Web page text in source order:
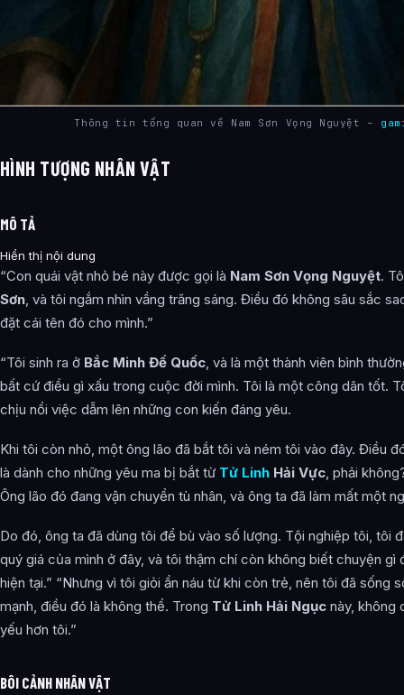
Thông tin tổng quan về Nam Sơn Vọng Nguyệt –
HÌNH TƯỢNG NHÂN VẬT
MÔ TẢ
Hiển thị nội dung
“Con quái vật nhỏ bé này được gọi là Nam Sơn Vọng Nguyệt.
Sơn, và tôi ngắm nhìn vầng trăng sáng. Điều đó không sâu sắc
đặt cái tên đó cho mình.”
“Tôi sinh ra ở Bắc Minh Đế Quốc, và là một thành viên bình
bất cứ điều gì xấu trong cuộc đời mình. Tôi là một công dân tốt.
chịu nổi việc dẫm lên những con kiến đáng yêu.
Khi tôi còn nhỏ, một ông lão đã bắt tôi và ném tôi vào đây. Điều
là dành cho những yêu ma bị bắt từ Tử Linh Hải Vực, phải
Ông lão đó đang vận chuyển tù nhân, và ông ta đã làm mất một
Do đó, ông ta đã dùng tôi để bù vào số lượng. Tội nghiệp tôi, tôi
quý giá của mình ở đây, và tôi thậm chí còn không biết chuyện gì
hiện tại.” “Nhưng vì tôi giỏi ẩn náu từ khi còn trẻ, nên tôi đã sống
mạnh, điều đó là không thể. Trong Tử Linh Hải Ngục này, không
yếu hơn tôi.”
BÔI CẢNH NHÂN VẬT